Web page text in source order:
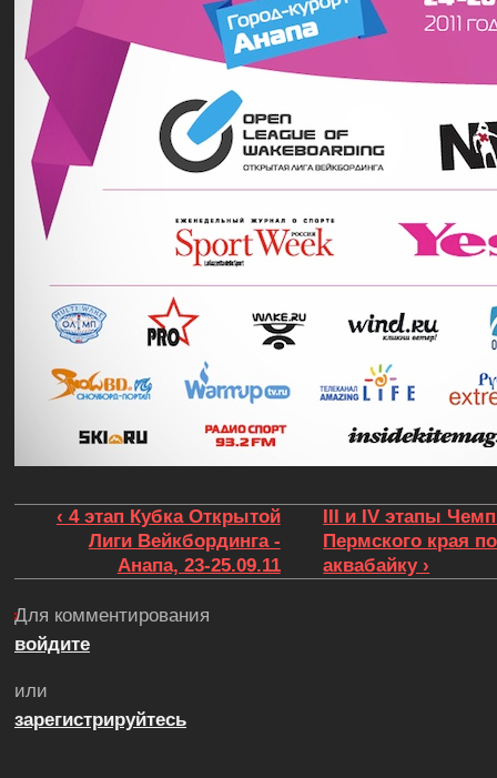
‹ 4 этап Кубка Открытой
Лиги Вейкбординга -
Анапа, 23-25.09.11
III и IV этапы
Пермского края по
аквабайку ›
Для комментирования
войдите
или
зарегистрируйтесь